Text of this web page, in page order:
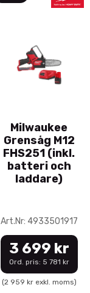
Milwaukee
Grensåg M12
FHS251 (inkl.
batteri och
laddare)
Art.Nr: 4933501917
3 699 kr
Ord. pris: 5 781 kr
(2 959 kr exkl. moms)